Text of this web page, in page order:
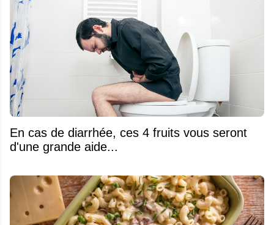
En cas de diarrhée, ces 4 fruits vous seront
d'une grande aide...